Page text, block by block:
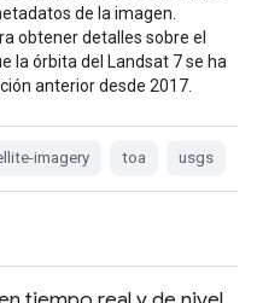
de la imagen.
obtener detalles sobre el
la órbita del Landsat 7 se ha
anterior desde 2017.
imagery toa usgs